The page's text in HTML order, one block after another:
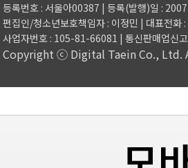
등록번호 : 서울아00387 | 등록(발행)일 :
편집인/청소년보호책임자 : 이정민 | 대표전
사업자번호 : 105-81-66081 | 통신판매업신
Copyright ⓒ Digital Taein Co., Ltd.